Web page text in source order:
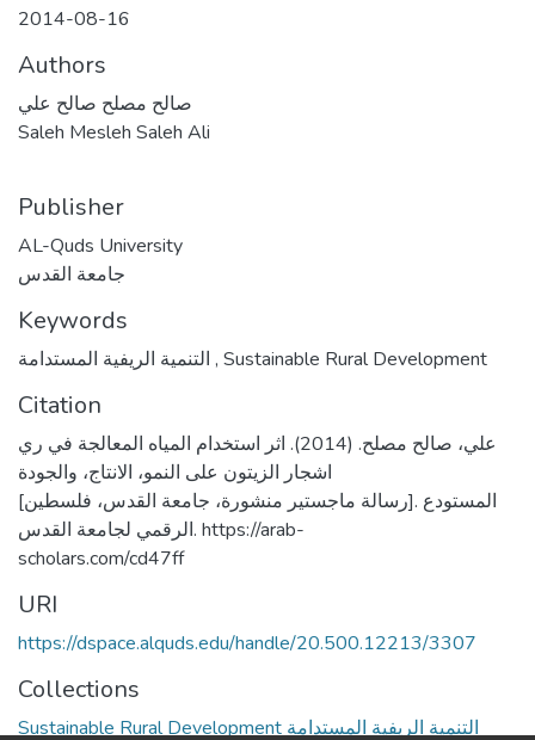
2014-08-16
Authors
صالح مصلح صالح علي
Saleh Mesleh Saleh Ali
Publisher
AL-Quds University
جامعة القدس
Keywords
, Sustainable Rural Development
Citation
علي، صالح مصلح. (2014). اثر استخدام المياه المعالجة في ري
اشجار الزيتون على النمو، الانتاج، والجودة
[رسالة ماجستير منشورة، جامعة القدس، فلسطين]. المستودع
الرقمي لجامعة القدس. https://arab-
scholars.com/cd47ff
URI
https://dspace.alquds.edu/handle/20.500.12213/3307
Collections
Sustainable Rural Development التنمية الريفية المستدامة